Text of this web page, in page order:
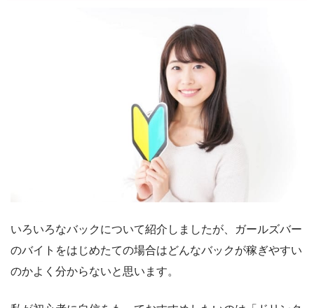
いろいろなバックについて紹介しましたが、ガールズバー
のバイトをはじめたての場合はどんなバックが稼ぎやすい
のかよく分からないと思います。